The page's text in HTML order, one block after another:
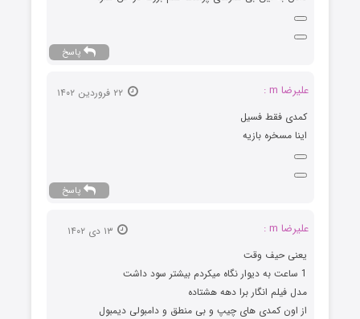
پاسخ
علیرضا m :
کمدی فقط فسیل
اینا مسخره بازیه
پاسخ
علیرضا m :
یعنی حیف وقت
1 ساعت به دیوار نگاه میکردم بیشتر سود داشت
مدل فیلم انگار برا دهه هشتاده
از اون کمدی های چیپ و بی منطق و دامبولی دیمبول